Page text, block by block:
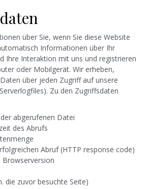
über Sie, wenn Sie diese Website
Informationen über Ihr
Ihre Interaktion mit uns und registrieren
oder Mobilgerät. Wir erheben,
über jeden Zugriff auf unsere
Zu den Zugriffsdaten
abgerufenen Datei
des Abrufs
Abruf (HTTP response code)
die zuvor besuchte Seite)